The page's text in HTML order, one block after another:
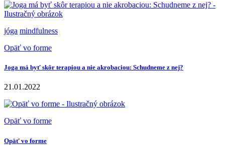
jóga mindfulness
Opäť vo forme
Joga má byť skôr terapiou a nie akrobaciou: Schudneme z nej?
21.01.2022
Opäť vo forme
Opäť vo forme